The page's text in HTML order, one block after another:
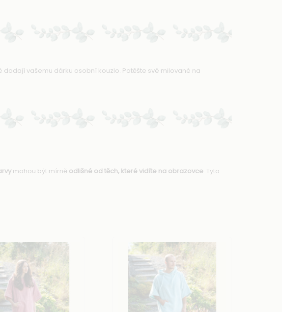
dodají vašemu dárku osobní kouzlo. Potěšte své milované na
mohou být mírně odlišné od těch, které vidíte na obrazovce. Tyto